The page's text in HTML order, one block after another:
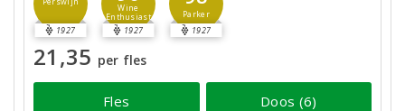
1927
Wine
Enthusiast
1927
Parker
1927
21,35 per fles
Fles Doos (6)